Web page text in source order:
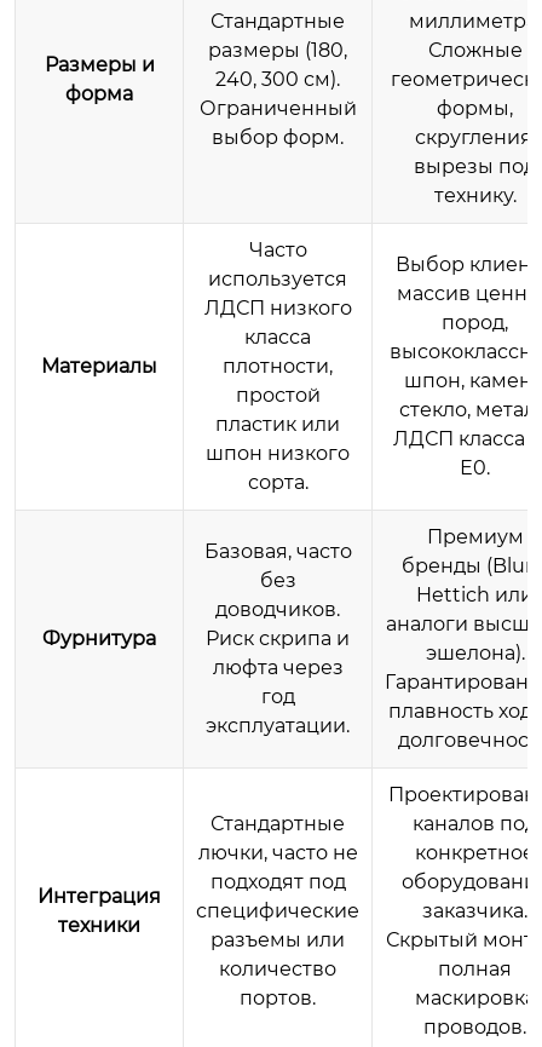
Размеры и
форма
Стандартные
размеры (180,
240, 300 см).
Ограниченный
выбор форм.
миллиметра.
Сложные
формы,
скругления,
вырезы под
технику.
Материалы
Часто
используется
ЛДСП низкого
класса
плотности,
простой
пластик или
шпон низкого
сорта.
Выбор
массив
пород,
шпон,
стекло,
ЛДСП класса
Е0.
Фурнитура
Базовая, часто
без
доводчиков.
Риск скрипа и
люфта через
год
эксплуатации.
Премиум
бренды
Hettich или
аналоги
эшелона).
плавность
Интеграция
техники
Стандартные
лючки, часто не
подходят под
специфические
разъемы или
количество
портов.
каналов под
конкретное
заказчика.
Скрытый
полная
маскировка
проводов.